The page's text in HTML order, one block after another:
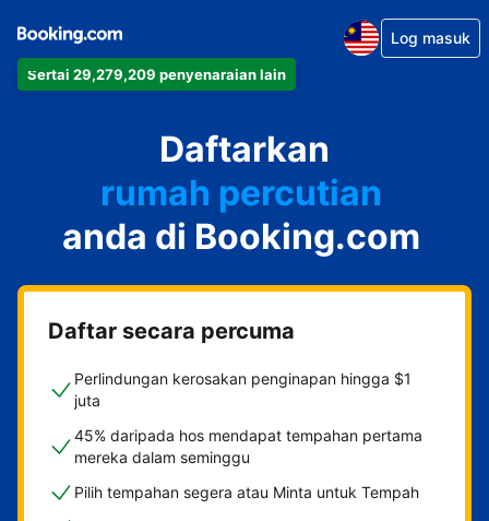
Sertai 29,279,209 penyenaraian lain
Log masuk
Daftarkan
apartmen
hotel
rumah percutian
rumah tamu
penginapan dan sarapan
anda di Booking.com
Daftar secara percuma
Perlindungan kerosakan penginapan hingga $1
juta
45% daripada hos mendapat tempahan pertama
mereka dalam seminggu
Pilih tempahan segera atau Minta untuk Tempah